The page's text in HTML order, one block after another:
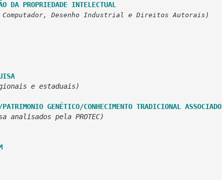
DA PROPRIEDADE INTELECTUAL
Computador, Desenho Industrial e Direitos Autorais)
e estaduais)
GENÉTICO/CONHECIMENTO TRADICIONAL ASSOCIADO
analisados pela PROTEC)